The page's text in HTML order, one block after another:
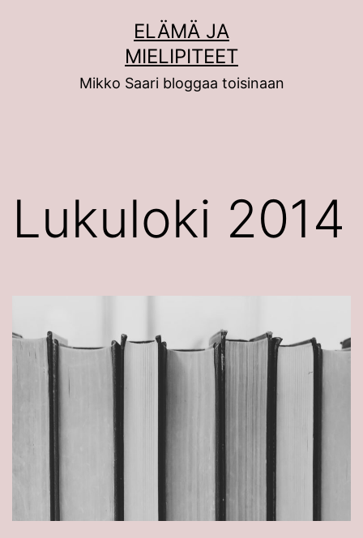
ELÄMÄ JA
MIELIPITEET
Mikko Saari bloggaa toisinaan
Lukuloki 2014